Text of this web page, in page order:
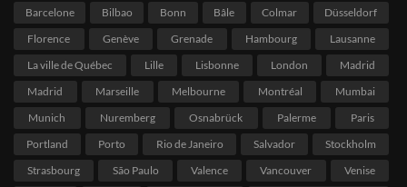
Barcelone
Bilbao Bonn Bâle Colmar
Düsseldorf
Florence
Genève Grenade Hambourg
Lausanne
La ville de Québec
Lille Lisbonne London
Madrid
Madrid
Marseille Melbourne Montréal
Mumbai
Munich
Nuremberg Osnabrück Palerme
Paris
Portland
Porto Rio de Janeiro Salvador
Stockholm
Strasbourg
São Paulo Valence Vancouver Venise